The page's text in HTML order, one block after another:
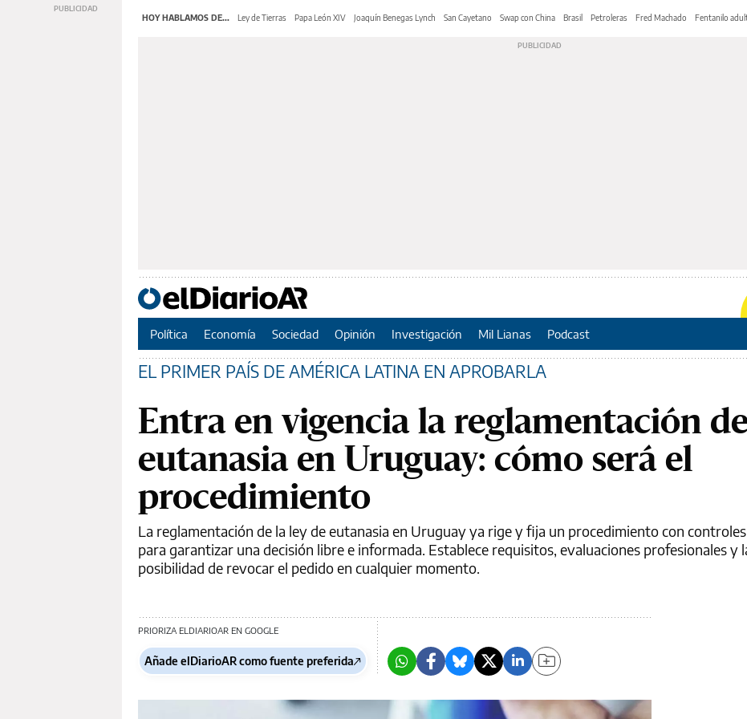
HOY HABLAMOS DE... Ley de Tierras Papa León XIV Joaquín Benegas Lynch San Cayetano Swap con China Brasil Petroleras Fred Machado Fentanilo
Política Economía Sociedad Opinión Investigación Mil Lianas Podcast
EL PRIMER PAÍS DE AMÉRICA LATINA EN APROBARLA
Entra en vigencia la reglamentación
eutanasia en Uruguay: cómo será el
procedimiento
La reglamentación de la ley de eutanasia en Uruguay ya rige y fija un procedimiento con
para garantizar una decisión libre e informada. Establece requisitos, evaluaciones profesionales y
posibilidad de revocar el pedido en cualquier momento.
PRIORIZA ELDIARIOAR EN GOOGLE
Añade elDiarioAR como fuente preferida